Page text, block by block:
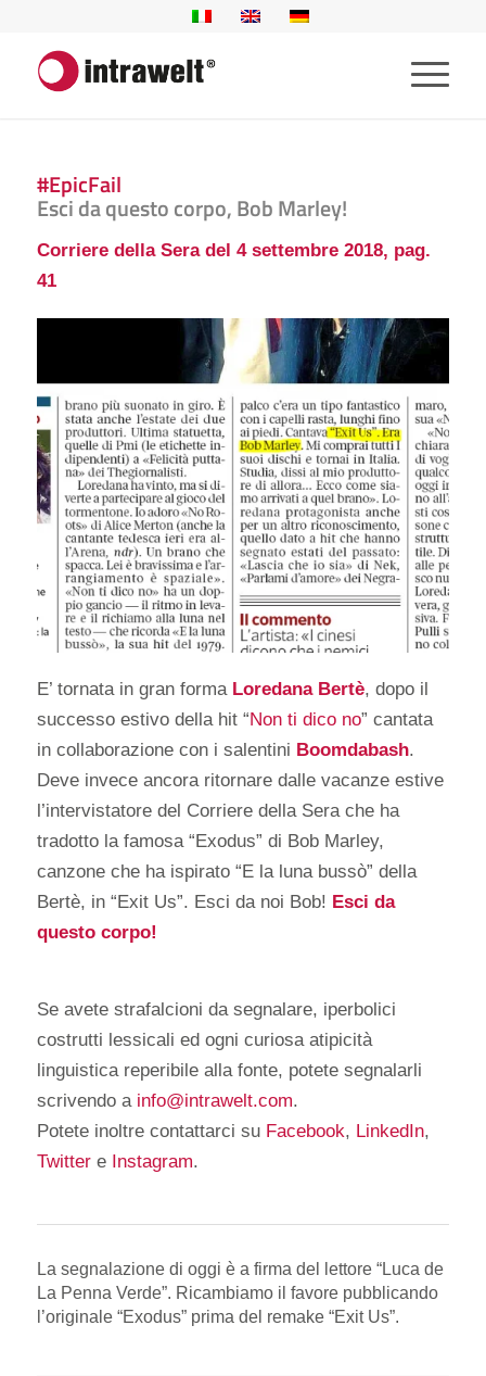
#EpicFail
Esci da questo corpo, Bob Marley!
Corriere della Sera del 4 settembre 2018, pag.
41
E’ tornata in gran forma Loredana Bertè, dopo il
successo estivo della hit “Non ti dico no” cantata
in collaborazione con i salentini Boomdabash.
Deve invece ancora ritornare dalle vacanze estive
l’intervistatore del Corriere della Sera che ha
tradotto la famosa “Exodus” di Bob Marley,
canzone che ha ispirato “E la luna bussò” della
Bertè, in “Exit Us”. Esci da noi Bob! Esci da
questo corpo!
Se avete strafalcioni da segnalare, iperbolici
costrutti lessicali ed ogni curiosa atipicità
linguistica reperibile alla fonte, potete segnalarli
scrivendo a info@intrawelt.com.
Potete inoltre contattarci su Facebook, LinkedIn,
Twittere Instagram.
La segnalazione di oggi è a firma del lettore “Luca de
La Penna Verde”. Ricambiamo il favore pubblicando
l’originale “Exodus” prima del remake “Exit Us”.